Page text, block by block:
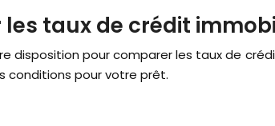
taux de crédit
disposition pour comparer les taux de
conditions pour votre prêt.